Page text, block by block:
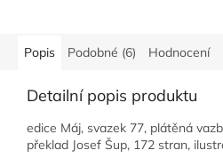
Popis Podobné (6) Hodnocení
Detailní popis produktu
edice Máj, svazek 77, plátěná
překlad Josef Šup, 172 stran,